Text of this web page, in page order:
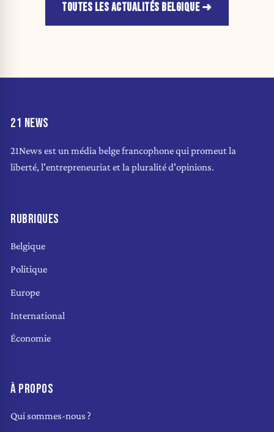
TOUTES LES ACTUALITÉS BELGIQUE
21 NEWS
21News est un média belge francophone qui promeut la
liberté, l'entrepreneuriat et la pluralité d'opinions.
RUBRIQUES
Belgique
Politique
Europe
International
Économie
À PROPOS
Qui sommes-nous ?